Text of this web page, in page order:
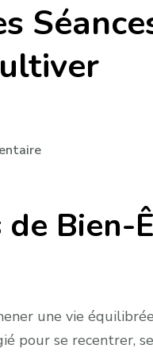
sur
Bienfaits
des
Être
Mental
de Bien-
une vie
pour se recentrer,